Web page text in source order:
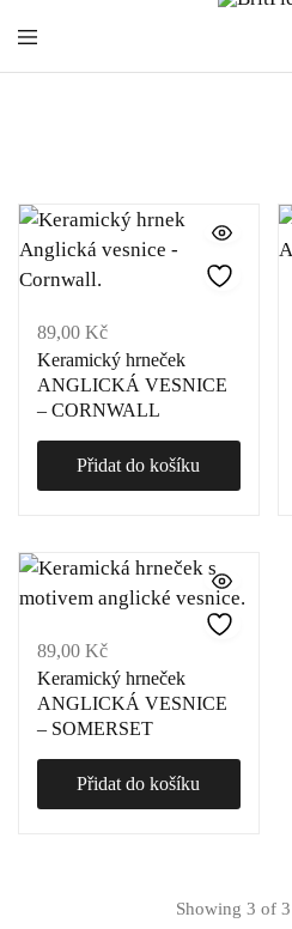
89,00 Kč
Keramický hrneček
ANGLICKÁ VESNICE
– CORNWALL
Přidat do košíku
89,00 Kč
Keramický hrneček
ANGLICKÁ VESNICE
– SOMERSET
Přidat do košíku
Showing 3 of 3